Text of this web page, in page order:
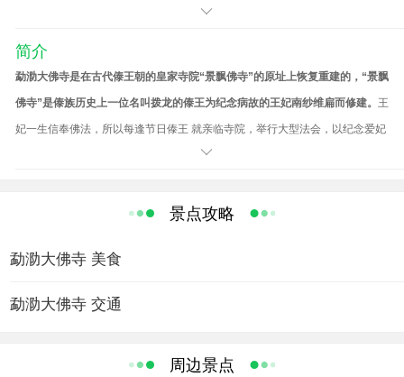
简介
勐泐大佛寺是在古代傣王朝的皇家寺院“景飘佛寺”的原址上恢复重建的，“景飘
佛寺”是傣族历史上一位名叫拨龙的傣王为纪念病故的王妃南纱维扁而修建。 王
妃一生信奉佛法，所以每逢节日傣王 就亲临寺院，举行大型法会，以纪念爱妃
同时弘扬佛法。据史料记载：“景飘佛寺”始建于明代，是南传佛教象征十二版
百部长篇叙事诗都是在佛教传入后出现的。傣文的大藏经，号称八万四千部，
族男孩到了8-10岁都要入寺去过僧侣生活，他们在那里学经识字，一般在1-5
景点攻略
勐泐大佛寺 美食
勐泐大佛寺 交通
周边景点